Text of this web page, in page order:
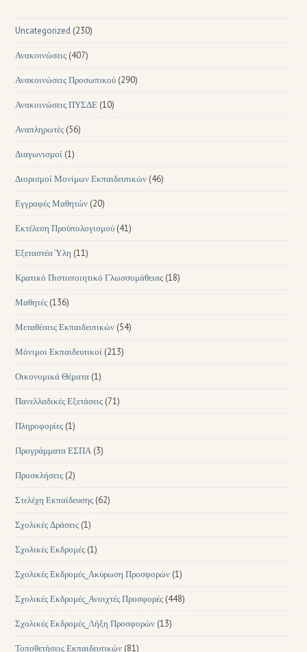
Uncategorized (230)
Ανακοινώσεις (407)
Ανακοινώσεις Προσωπικού (290)
Ανακοινώσεις ΠΥΣΔΕ (10)
Αναπληρωτές (56)
Διαγωνισμοί (1)
Διορισμοί Μονίμων Εκπαιδευτικών (46)
Εγγραφές Μαθητών (20)
Εκτέλεση Προϋπολογισμού (41)
Εξεταστέα Ύλη (11)
Κρατικό Πιστοποιητικό Γλωσσομάθειας (18)
Μαθητές (136)
Μεταθέσεις Εκπαιδευτικών (54)
Μόνιμοι Εκπαιδευτικοί (213)
Οικονομικά Θέματα (1)
Πανελλαδικές Εξετάσεις (71)
Πληροφορίες (1)
Προγράμματα ΕΣΠΑ (3)
Προσκλήσεις (2)
Στελέχη Εκπαίδευσης (62)
Σχολικές Δράσεις (1)
Σχολικές Εκδρομές (1)
Σχολικές Εκδρομές_Ακύρωση Προσφορών (1)
Σχολικές Εκδρομές_Ανοιχτές Προσφορές (448)
Σχολικές Εκδρομές_Λήξη Προσφορών (13)
Τοποθετήσεις Εκπαιδευτικών (81)